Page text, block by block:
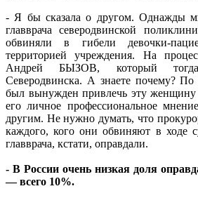
- Я бы сказала о другом. Однажды
главврача северодвинской
обвиняли в гибели девочки-
территорией учреждения. На
Андрей БЫЗОВ, который
Северодвинска. А знаете почему?
был вынужден привлечь эту женщину
его личное профессиональное
другим. Не нужно думать, что
каждого, кого они обвиняют в ходе
главврача, кстати, оправдали.
- В России очень низкая доля
— всего 10%.